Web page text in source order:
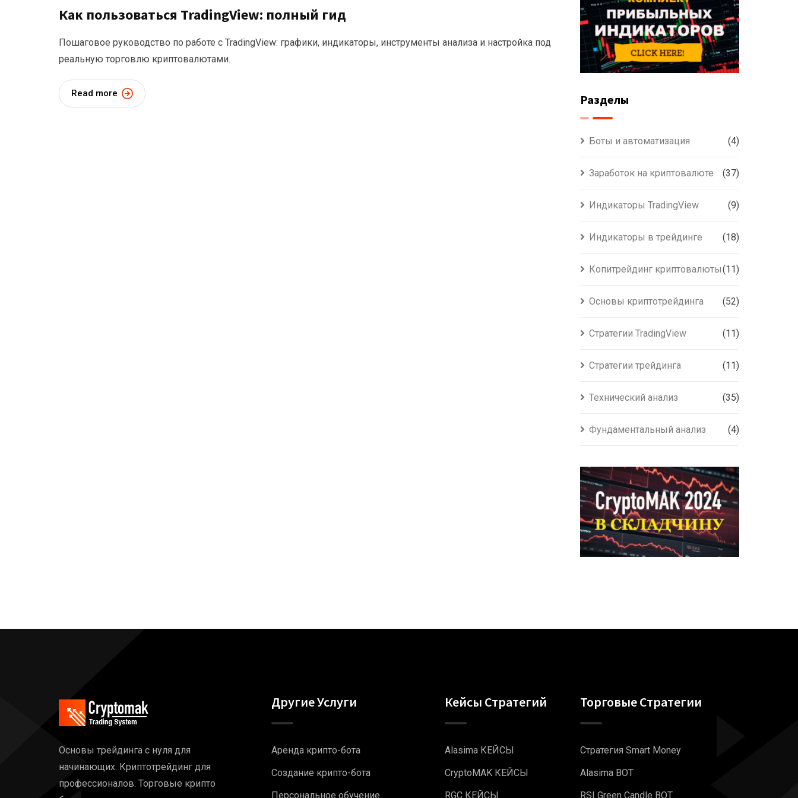
Как пользоваться TradingView: полный гид
Пошаговое руководство по работе с TradingView: графики, индикаторы, инструменты анализа и настройка под
реальную торговлю криптовалютами.
Read more Разделы
Боты и автоматизация (4)
Заработок на криптовалюте (37)
Индикаторы TradingView (9)
Индикаторы в трейдинге (18)
Копитрейдинг криптовалюты(11)
Основы криптотрейдинга (52)
Стратегии TradingView (11)
Стратегии трейдинга (11)
Технический анализ (35)
Фундаментальный анализ (4)
Основы трейдинга с нуля для
начинающих. Криптотрейдинг для
профессионалов. Торговые крипто
Другие Услуги
Аренда крипто-бота
Создание крипто-бота
Персональное обучение
Кейсы Стратегий
Alasima КЕЙСЫ
CryptoMAK КЕЙСЫ
RGC КЕЙСЫ
Торговые Стратегии
Стратегия Smart Money
Alasima BOT
RSI Green Candle BOT